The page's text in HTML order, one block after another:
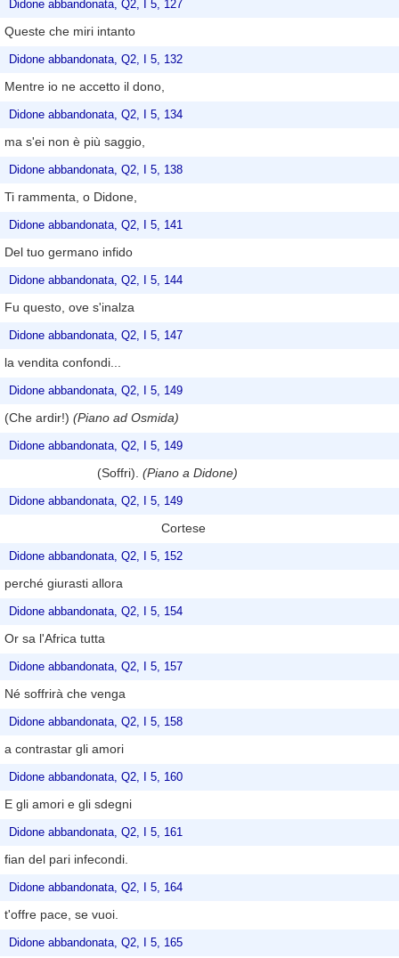
Didone abbandonata, Q2, I 5, 127
Queste che miri intanto
Didone abbandonata, Q2, I 5, 132
Mentre io ne accetto il dono,
Didone abbandonata, Q2, I 5, 134
ma s'ei non è più saggio,
Didone abbandonata, Q2, I 5, 138
Ti rammenta, o Didone,
Didone abbandonata, Q2, I 5, 141
Del tuo germano infido
Didone abbandonata, Q2, I 5, 144
Fu questo, ove s'inalza
Didone abbandonata, Q2, I 5, 147
la vendita confondi...
Didone abbandonata, Q2, I 5, 149
(Che ardir!) (Piano ad Osmida)
Didone abbandonata, Q2, I 5, 149
(Soffri). (Piano a Didone)
Didone abbandonata, Q2, I 5, 149
Cortese
Didone abbandonata, Q2, I 5, 152
perché giurasti allora
Didone abbandonata, Q2, I 5, 154
Or sa l'Africa tutta
Didone abbandonata, Q2, I 5, 157
Né soffrirà che venga
Didone abbandonata, Q2, I 5, 158
a contrastar gli amori
Didone abbandonata, Q2, I 5, 160
E gli amori e gli sdegni
Didone abbandonata, Q2, I 5, 161
fian del pari infecondi.
Didone abbandonata, Q2, I 5, 164
t'offre pace, se vuoi.
Didone abbandonata, Q2, I 5, 165